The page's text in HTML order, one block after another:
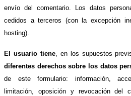
envío del comentario. Los datos
cedidos a terceros (con la excepción
hosting).
El usuario tiene, en los supuestos
diferentes derechos sobre los datos
de este formulario: información,
limitación, oposición y revocación del